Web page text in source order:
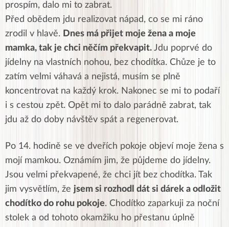
prospím, dalo mi to zabrat.
Před obědem jdu realizovat nápad, co se mi ráno
zrodil v hlavě. Dnes má přijet moje žena a moje
mamka, tak je chci něčím překvapit. Jdu poprvé do
jídelny na vlastních nohou, bez chodítka. Chůze je to
zatím velmi váhavá a nejistá, musím se plně
koncentrovat na každý krok. Nakonec se mi to podaří
i s cestou zpět. Opět mi to dalo parádně zabrat, tak
jdu až do doby návštěv spát a regenerovat.
Po 14. hodině se ve dveřích pokoje objeví moje žena s
mojí mamkou. Oznámím jim, že půjdeme do jídelny.
Jsou velmi překvapené, že chci jít bez chodítka. Tak
jim vysvětlím, že jsem si rozhodl dát si dárek a odložit
chodítko do rohu pokoje. Chodítko zaparkuji za noční
stolek a od tohoto okamžiku ho přestanu úplně